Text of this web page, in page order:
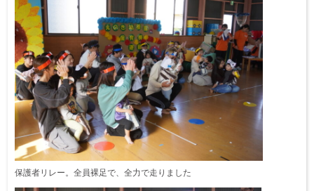
保護者リレー。全員裸足で、全力で走りました